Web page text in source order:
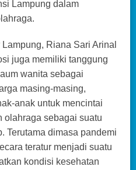
Lampung dalam
Riana Sari Arinal
juga memiliki tanggung
wanita sebagai
masing-masing,
anak untuk mencintai
olahraga sebagai suatu
Terutama dimasa pandemi
teratur menjadi suatu
kondisi kesehatan